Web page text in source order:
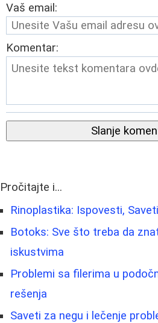
Vaš email:
Komentar:
Slanje
Pročitajte i...
Rinoplastika: Ispovesti,
Botoks: Sve što treba da
iskustvima
Problemi sa filerima u
rešenja
Saveti za negu i lečenje